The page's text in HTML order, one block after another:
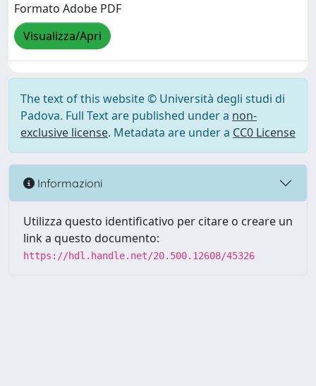
Formato Adobe PDF
Visualizza/Apri
The text of this website © Università degli studi di
Padova. Full Text are published under a non-
exclusive license. Metadata are under a CC0 License
Informazioni
Utilizza questo identificativo per citare o creare un
link a questo documento:
https://hdl.handle.net/20.500.12608/45326